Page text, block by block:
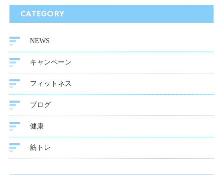
CATEGORY
NEWS
キャンペーン
フィットネス
ブログ
健康
筋トレ